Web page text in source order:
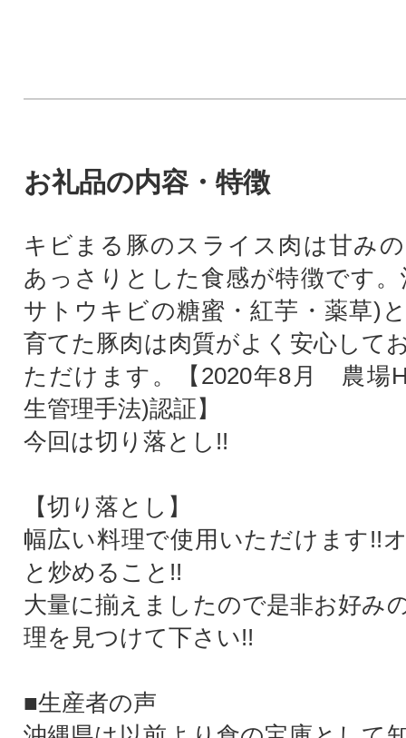
お礼品の内容・特徴
キビまる豚のスライス肉は甘み
あっさりとした食感が特徴です
サトウキビの糖蜜・紅芋・薬草)
育てた豚肉は肉質がよく安心して
ただけます。【2020年8月 農場
生管理手法)認証】
今回は切り落とし!!
【切り落とし】
幅広い料理で使用いただけます!!
と炒めること!!
大量に揃えましたので是非お好み
理を見つけて下さい!!
■生産者の声